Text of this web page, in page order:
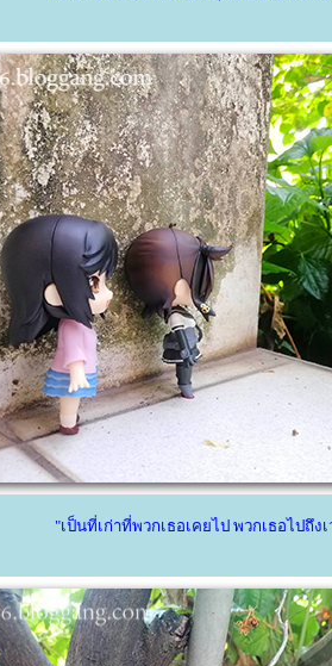
"เป็นที่เก่าที่พวกเธอเคยไป พวกเธอไปถึง